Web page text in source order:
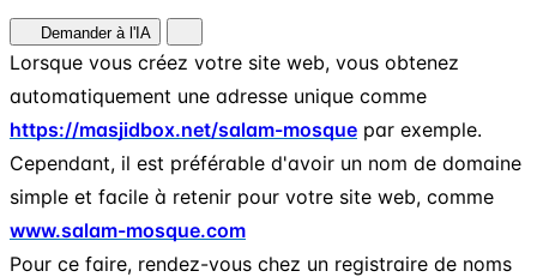
Demander à l'IA
Lorsque vous créez votre site web, vous obtenez
automatiquement une adresse unique comme
https://masjidbox.net/salam-mosque par exemple.
Cependant, il est préférable d'avoir un nom de domaine
simple et facile à retenir pour votre site web, comme
www.salam-mosque.com
Pour ce faire, rendez-vous chez un registraire de noms